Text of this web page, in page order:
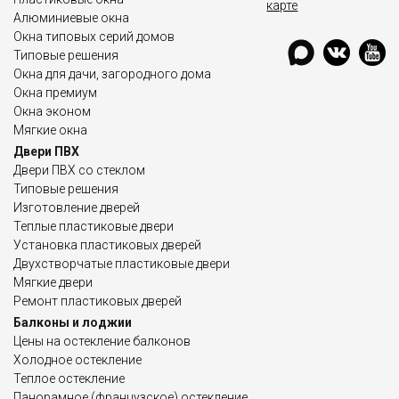
Алюминиевые окна
Окна типовых серий домов
Типовые решения
Окна для дачи, загородного дома
Окна премиум
Окна эконом
Мягкие окна
Двери ПВХ
Двери ПВХ со стеклом
Типовые решения
Изготовление дверей
Теплые пластиковые двери
Установка пластиковых дверей
Двухстворчатые пластиковые двери
Мягкие двери
Ремонт пластиковых дверей
Балконы и лоджии
Цены на остекление балконов
Холодное остекление
Теплое остекление
карте